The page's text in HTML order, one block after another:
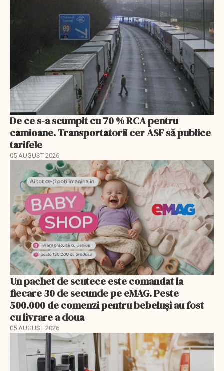
De ce s-a scumpit cu 70 % RCA pentru
camioane. Transportatorii cer ASF să publice
tarifele
05 AUGUST 2026
Un pachet de scutece este comandat la
fiecare 30 de secunde pe eMAG. Peste
500.000 de comenzi pentru bebeluși au fost
cu livrare a doua
05 AUGUST 2026